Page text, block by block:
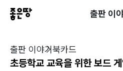
출판 이
출판 이야기북카드
초등학교 교육을 위한 보드